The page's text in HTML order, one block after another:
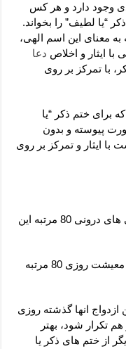
وجود دارد و هر کس
“یا لطیف” را بخواند.
به معنای این اسم الهی،
با ایثار و اخلاص دعا
با تمرکز بر روی
برای ختم ذکر “یا
پیوسته و بدون
با ایثار و تمرکز بر روی
به قصد بر طرف شدن هم وغم و ناراحتی های درونی 80 مرتبه این
جهت وسعت رزق و بر طرف شدن تنگی معیشت روزی 80 مرتبه
انها گذشته روزی
تکرار شود، بهتر
دیگر از ختم های ذکر یا